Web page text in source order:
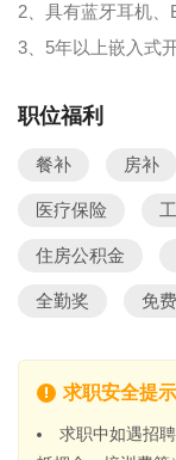
2、具有蓝牙耳机、
3、5年以上嵌入式
职位福利
餐补 房补
医疗保险
住房公积金
全勤奖 免
求职安全提示
求职中如遇招